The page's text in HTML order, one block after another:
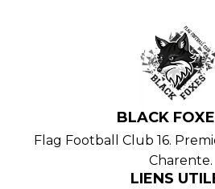
BLACK
Flag Football Club 16.
Charente.
LIENS